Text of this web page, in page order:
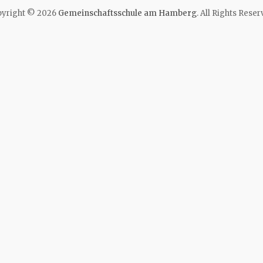
© 2026 Gemeinschaftsschule am Hamberg. All Rights